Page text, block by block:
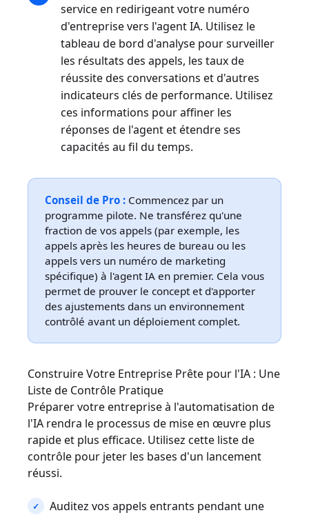
service en redirigeant votre numéro
d'entreprise vers l'agent IA. Utilisez le
tableau de bord d'analyse pour surveiller
les résultats des appels, les taux de
réussite des conversations et d'autres
indicateurs clés de performance. Utilisez
ces informations pour affiner les
réponses de l'agent et étendre ses
capacités au fil du temps.
Conseil de Pro : Commencez par un
programme pilote. Ne transférez qu'une
fraction de vos appels (par exemple, les
appels après les heures de bureau ou les
appels vers un numéro de marketing
spécifique) à l'agent IA en premier. Cela vous
permet de prouver le concept et d'apporter
des ajustements dans un environnement
contrôlé avant un déploiement complet.
Construire Votre Entreprise Prête pour l'IA : Une
Liste de Contrôle Pratique
Préparer votre entreprise à l'automatisation de
l'IA rendra le processus de mise en œuvre plus
rapide et plus efficace. Utilisez cette liste de
contrôle pour jeter les bases d'un lancement
réussi.
Auditez vos appels entrants pendant une